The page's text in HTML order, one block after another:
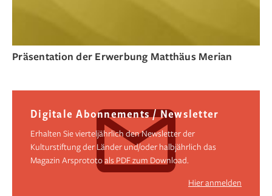
Präsentation der Erwerbung Matthäus Merian
Digitale Abonnements / Newsletter
Erhalten Sie vierteljährlich den Newsletter der
Kulturstiftung der Länder und/oder halbjährlich das
Magazin Arsprototo als PDF zum Download.
Hier anmelden